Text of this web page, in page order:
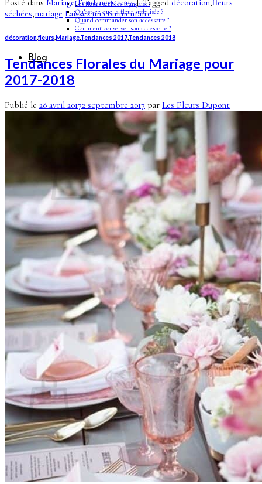
Les fleurs séchées françaises
Qu’est-ce que la fleur stabilisée ?
Quand commander son accessoire ?
Comment conserver son accessoire ?
Blog
Votre panier est vide.
Retour à la boutique
Se connecter
Panier
Votre panier est vide.
Retour à la boutique
Posté dans Mariage,Tendances 2017 | Tagged décoration,fleurs
séchées,mariage Laissez un commentaire
décoration fleurs MariageTendances 2017Tendances 2018
Tendances Florales du Mariage pour
2017-2018
Publié le 28 avril 20172 septembre 2017 par Les Fleurs Dupont